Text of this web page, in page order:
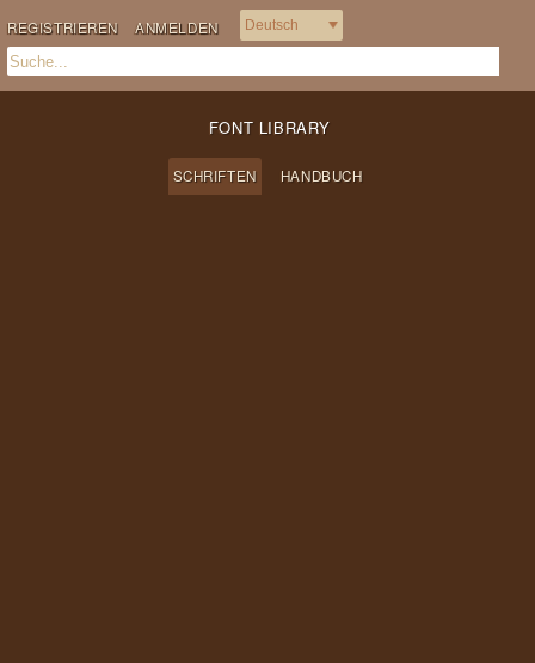
REGISTRIEREN ANMELDEN
FONT LIBRARY
SCHRIFTEN HANDBUCH